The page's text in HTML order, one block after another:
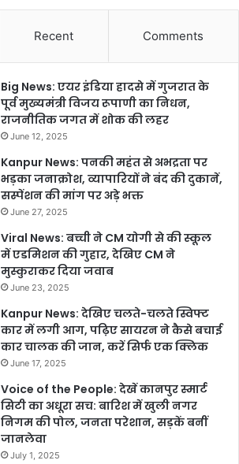
Recent Comments
Big News: एयर इंडिया हादसे में गुजरात के
पूर्व मुख्यमंत्री विजय रूपाणी का निधन,
राजनीतिक जगत में शोक की लहर
June 12, 2025
Kanpur News: पनकी महंत से अभद्रता पर
भड़का जनाक्रोश, व्यापारियों ने बंद की दुकानें,
सस्पेंशन की मांग पर अड़े भक्त
June 27, 2025
Viral News: बच्ची ने CM योगी से की स्कूल
में एडमिशन की गुहार, देखिए CM ने
मुस्कुराकर दिया जवाब
June 23, 2025
Kanpur News: देखिए चलते-चलते स्विफ्ट
कार में लगी आग, पढ़िए सायरन ने कैसे बचाई
कार चालक की जान, करें सिर्फ एक क्लिक
June 17, 2025
Voice of the People: देखें कानपुर स्मार्ट
सिटी का अधूरा सच: बारिश में खुली नगर
निगम की पोल, जनता परेशान, सड़कें बनीं
जानलेवा
July 1, 2025